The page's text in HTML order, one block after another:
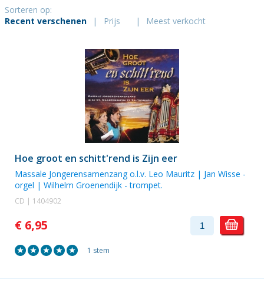
Sorteren op:
Recent verschenen
| Prijs | Meest verkocht
Hoe groot en schitt'rend is Zijn eer
Massale Jongerensamenzang o.l.v. Leo Mauritz | Jan Wisse -
orgel | Wilhelm Groenendijk - trompet.
CD | 1404902
€ 6,95
1 stem